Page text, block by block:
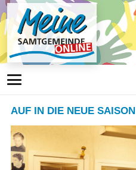
AUF IN DIE NEUE SAISON